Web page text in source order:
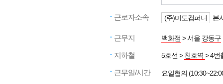
근로자소속 (주)미도컴퍼니 본
근무지 백화점 > 서울 강동구
지하철 5호선 >천호역 > 4번
근무일/시간 요일협의